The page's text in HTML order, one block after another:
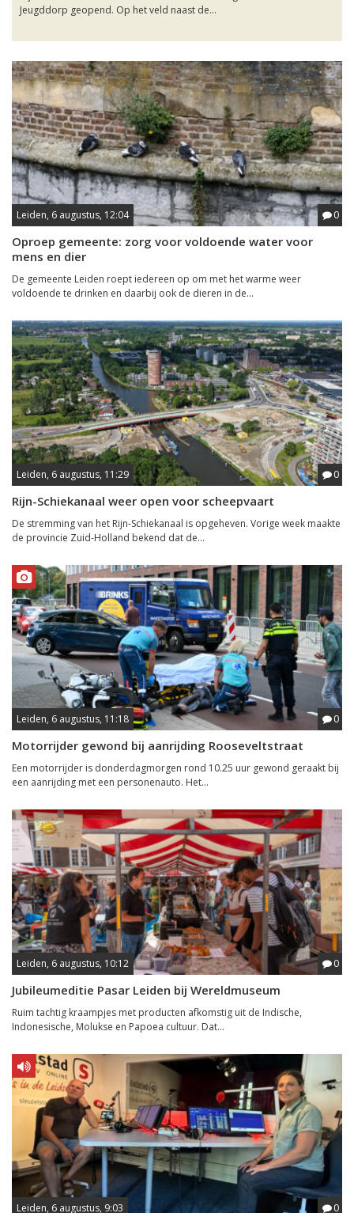
Jeugddorp geopend. Op het veld naast de...
Leiden, 6 augustus, 12:04 0
Oproep gemeente: zorg voor voldoende water voor
mens en dier
De gemeente Leiden roept iedereen op om met het warme weer
voldoende te drinken en daarbij ook de dieren in de...
Leiden, 6 augustus, 11:29 0
Rijn-Schiekanaal weer open voor scheepvaart
De stremming van het Rijn-Schiekanaal is opgeheven. Vorige week maakte
de provincie Zuid-Holland bekend dat de...
Leiden, 6 augustus, 11:18 0
Motorrijder gewond bij aanrijding Rooseveltstraat
Een motorrijder is donderdagmorgen rond 10.25 uur gewond geraakt bij
een aanrijding met een personenauto. Het...
Leiden, 6 augustus, 10:12 0
Jubileumeditie Pasar Leiden bij Wereldmuseum
Ruim tachtig kraampjes met producten afkomstig uit de Indische,
Indonesische, Molukse en Papoea cultuur. Dat...
Leiden, 6 augustus, 9:03 0